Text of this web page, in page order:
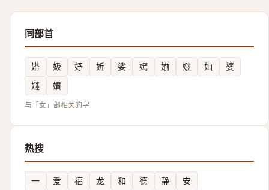
同部首
㜓 㚫 妤 妡 娑 嫣 媊 娹 奾
婆
㜆
㜺
与「女」部相关的字
热搜
一 爱 福 龙 和 德 静 安